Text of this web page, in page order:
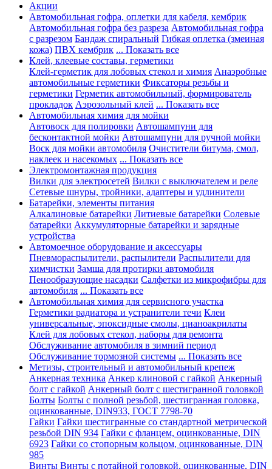
Акции
Автомобильная гофра, оплетки для кабеля, кембрик
Автомобильная гофра без разреза Автомобильная гофра
с разрезом Бандаж спиральный Гибкая оплетка (змеиная
кожа) ПВХ кембрик ... Показать все
Клей, клеевые составы, герметики
Клей-герметик для лобовых стекол и химия Анаэробные
автомобильные герметики Фиксаторы резьбы и
герметики Герметик автомобильный, формирователь
прокладок Аэрозольный клей ... Показать все
Автомобильная химия для мойки
Автовоск для полировки Автошампуни для
бесконтактной мойки Автошампуни для ручной мойки
Воск для мойки автомобиля Очистители битума, смол,
наклеек и насекомых ... Показать все
Электромонтажная продукция
Вилки для электросетей Вилки с выключателем и реле
Сетевые шнуры, тройники, адаптеры и удлинители
Батарейки, элементы питания
Алкалиновые батарейки Литиевые батарейки Солевые
батарейки Аккумуляторные батарейки и зарядные
устройства
Автомоечное оборудование и аксессуары
Пневмораспылители, распылители Распылители для
химчистки Замша для протирки автомобиля
Пенообразующие насадки Салфетки из микрофибры для
автомобиля ... Показать все
Автомобильная химия для сервисного участка
Герметики радиатора и устранители течи Клеи
универсальные, эпоксидные смолы, цианоакрилаты
Клей для лобовых стекол, наборы для ремонта
Обслуживание автомобиля в зимний период
Обслуживание тормозной системы ... Показать все
Метизы, строительный и автомобильный крепеж
Анкерная техника Анкер клиновой с гайкой Анкерный
болт с гайкой Анкерный болт с шестигранной головкой
Болты Болты с полной резьбой, шестигранная головка,
оцинкованные, DIN933, ГОСТ 7798-70
Гайки Гайки шестигранные со стандартной метрической
резьбой DIN 934 Гайки с фланцем, оцинкованные, DIN
6923 Гайки со стопорным кольцом, оцинкованные, DIN
985
Винты Винты с потайной головкой, оцинкованные, DIN